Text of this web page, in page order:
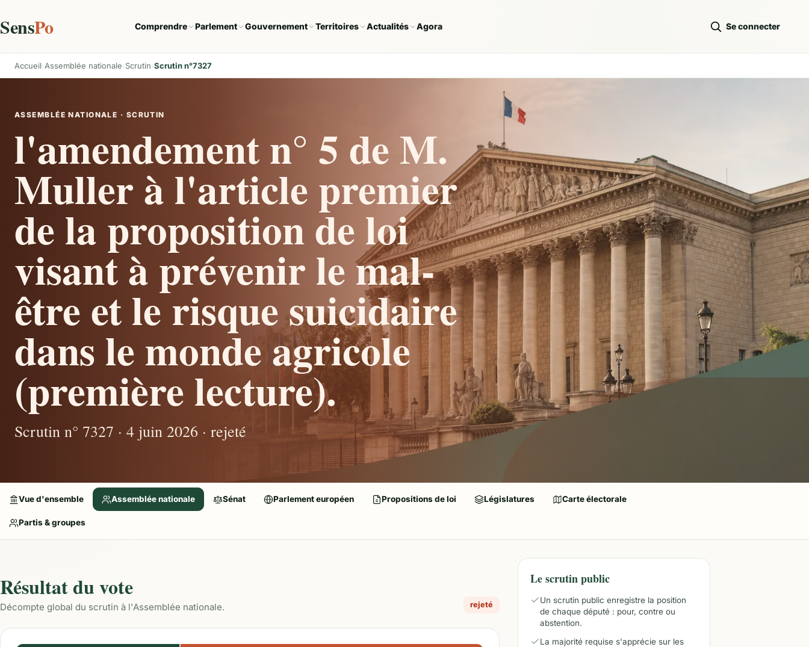
SensPo Comprendre Parlement Gouvernement Territoires Actualités Agora Se connecter
Accueil Assemblée nationale Scrutin Scrutin n°7327
ASSEMBLÉE NATIONALE · SCRUTIN
l'amendement n° 5 de M.
Muller à l'article premier
de la proposition de loi
visant à prévenir le mal-
être et le risque suicidaire
dans le monde agricole
(première lecture).
Scrutin n° 7327 · 4 juin 2026 · rejeté
Vue d'ensemble Assemblée nationale Sénat Parlement européen Propositions de loi Législatures Carte électorale
Partis & groupes
Résultat du vote
Décompte global du scrutin à l'Assemblée nationale. rejeté
Le scrutin public
Un scrutin public enregistre la position
de chaque député : pour, contre ou
abstention.
La majorité requise s'apprécie sur les